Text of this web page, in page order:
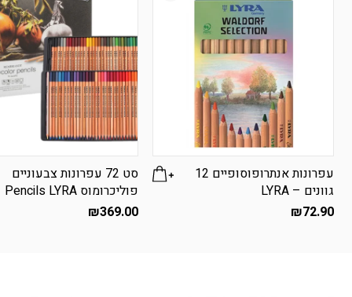
עפרונות אנתרופוסופיים 12
גוונים – LYRA
₪72.90
סט 72 עפרונות צבעוניים
פוליכרומוס Pencils LYRA
₪369.00